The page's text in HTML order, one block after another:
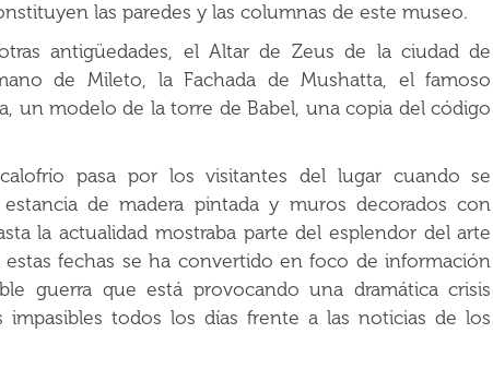
las paredes y las columnas de este museo.
antigüedades, el Altar de Zeus de la ciudad de
de Mileto, la Fachada de Mushatta, el famoso
un modelo de la torre de Babel, una copia del código
pasa por los visitantes del lugar cuando se
de madera pintada y muros decorados con
la actualidad mostraba parte del esplendor del arte
fechas se ha convertido en foco de información
guerra que está provocando una dramática crisis
todos los días frente a las noticias de los